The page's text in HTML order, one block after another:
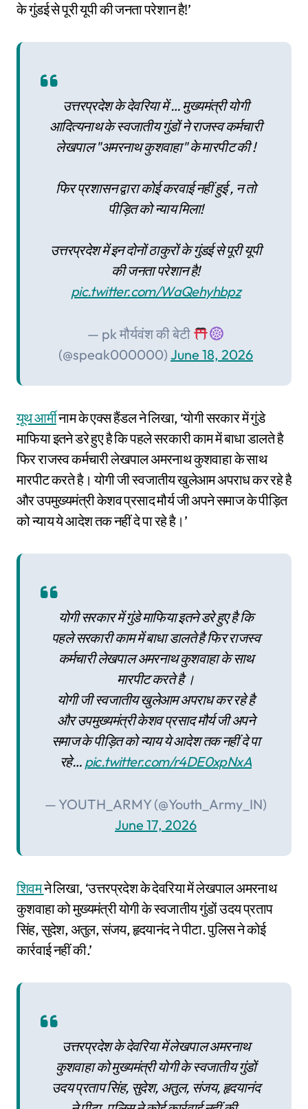
के गुंडई से पूरी यूपी की जनता परेशान है!’
उत्तरप्रदेश के देवरिया में … मुख्यमंत्री योगी
आदित्यनाथ के स्वजातीय गुंडों ने राजस्व कर्मचारी
लेखपाल "अमरनाथ कुशवाहा" के मारपीट की !
फिर प्रशासन द्वारा कोई करवाई नहीं हुई , न तो
पीड़ित को न्याय मिला!
उत्तरप्रदेश में इन दोनों ठाकुरों के गुंडई से पूरी यूपी
की जनता परेशान है!
pic.twitter.com/WaQehyhbpz
— pk मौर्यवंश की बेटी
(@speak000000) June 18, 2026
यूथ आर्मीनाम के एक्स हैंडल ने लिखा, ‘योगी सरकार में गुंडे
माफिया इतने डरे हुए है कि पहले सरकारी काम में बाधा डालते है
फिर राजस्व कर्मचारी लेखपाल अमरनाथ कुशवाहा के साथ
मारपीट करते है। योगी जी स्वजातीय खुलेआम अपराध कर रहे है
और उपमुख्यमंत्री केशव प्रसाद मौर्य जी अपने समाज के पीड़ित
को न्याय ये आदेश तक नहीं दे पा रहे है।’
योगी सरकार में गुंडे माफिया इतने डरे हुए है कि
पहले सरकारी काम में बाधा डालते है फिर राजस्व
कर्मचारी लेखपाल अमरनाथ कुशवाहा के साथ
मारपीट करते है ।
योगी जी स्वजातीय खुलेआम अपराध कर रहे है
और उपमुख्यमंत्री केशव प्रसाद मौर्य जी अपने
समाज के पीड़ित को न्याय ये आदेश तक नहीं दे पा
रहे… pic.twitter.com/r4DE0xpNxA
— YOUTH_ARMY (@Youth_Army_IN)
June 17, 2026
शिवमने लिखा, ‘उत्तरप्रदेश के देवरिया में लेखपाल अमरनाथ
कुशवाहा को मुख्यमंत्री योगी के स्वजातीय गुंडों उदय प्रताप
सिंह, सुदेश, अतुल, संजय, हृदयानंद ने पीटा. पुलिस ने कोई
कार्रवाई नहीं की.’
उत्तरप्रदेश के देवरिया में लेखपाल अमरनाथ
कुशवाहा को मुख्यमंत्री योगी के स्वजातीय गुंडों
उदय प्रताप सिंह, सुदेश, अतुल, संजय, हृदयानंद